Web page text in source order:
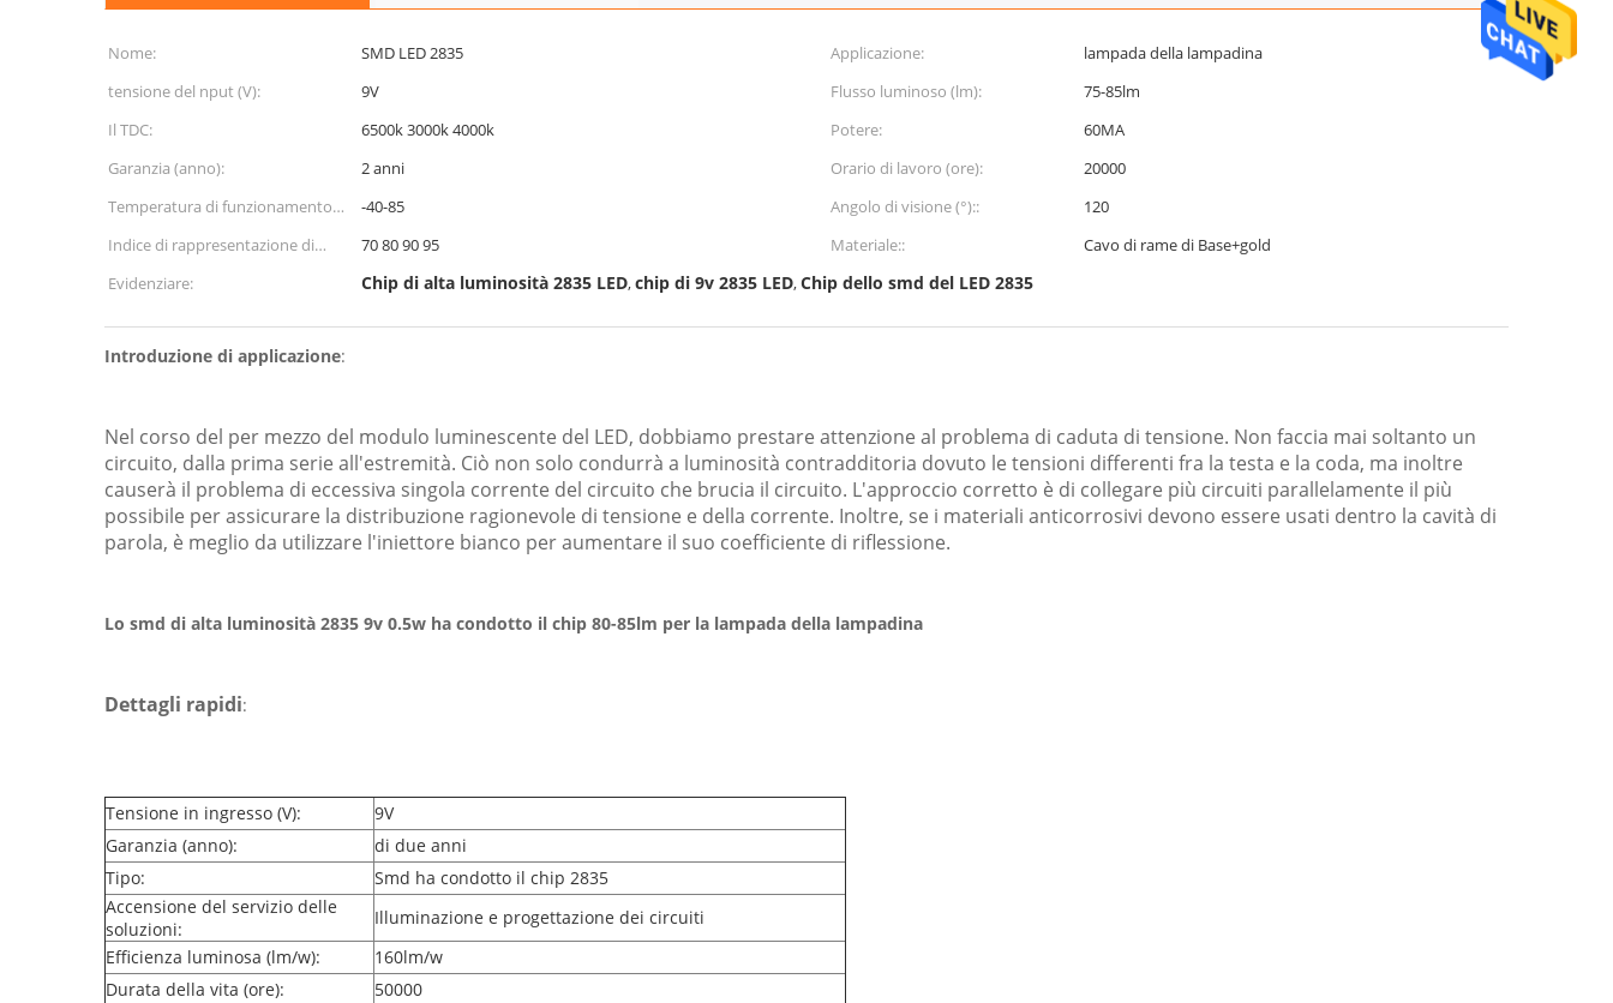
Nome: SMD LED 2835 Applicazione:
lampada della lampadina
tensione del nput (V):
9V Flusso luminoso (lm):
75-85lm
Il TDC:
6500k 3000k 4000k Potere:
60MA
Garanzia (anno):
2 anni Orario di lavoro (ore):
20000
Temperatura di funzionamento
(℃):
-40-85 Angolo di visione (°)::
120
Indice di rappresentazione di
colore (Ra)::
70 80 90 95 Materiale::
Cavo di rame di Base+gold
Evidenziare:
Chip di alta luminosità 2835 LED,chip di 9v 2835 LED,Chip dello smd del LED 2835
Introduzione di applicazione:
Nel corso del per mezzo del modulo luminescente del LED, dobbiamo prestare attenzione al problema di caduta di tensione. Non faccia mai soltanto un
circuito, dalla prima serie all'estremità. Ciò non solo condurrà a luminosità contradditoria dovuto le tensioni differenti fra la testa e la coda, ma inoltre
causerà il problema di eccessiva singola corrente del circuito che brucia il circuito. L'approccio corretto è di collegare più circuiti parallelamente il più
possibile per assicurare la distribuzione ragionevole di tensione e della corrente. Inoltre, se i materiali anticorrosivi devono essere usati dentro la cavità di
parola, è meglio da utilizzare l'iniettore bianco per aumentare il suo coefficiente di riflessione.
Lo smd di alta luminosità 2835 9v 0.5w ha condotto il chip 80-85lm per la lampada della lampadina
Dettagli rapidi:
Tensione in ingresso (V):
9V
Garanzia (anno):
di due anni
Tipo:
Smd ha condotto il chip 2835
Accensione del servizio delle
soluzioni:
Illuminazione e progettazione dei circuiti
Efficienza luminosa (lm/w):
160lm/w
Durata della vita (ore):
50000